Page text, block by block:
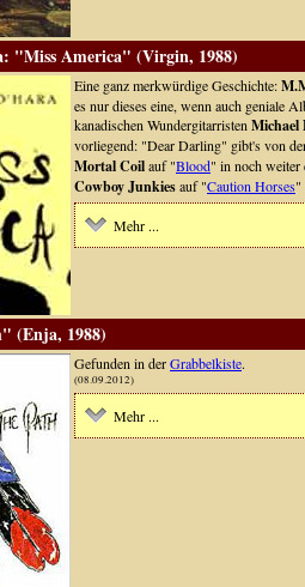
"Miss America" (Virgin, 1988)
Eine ganz merkwürdige Geschichte:
es nur dieses eine, wenn auch geniale
kanadischen Wundergitarristen Michael
vorliegend: "Dear Darling" gibt's von
Mortal Coilauf "Blood" in noch weiter
Cowboy Junkiesauf "Caution Horses"
Mehr ...
(Enja, 1988)
Gefunden in derGrabbelkiste.
(08.09.2012)
Mehr ...